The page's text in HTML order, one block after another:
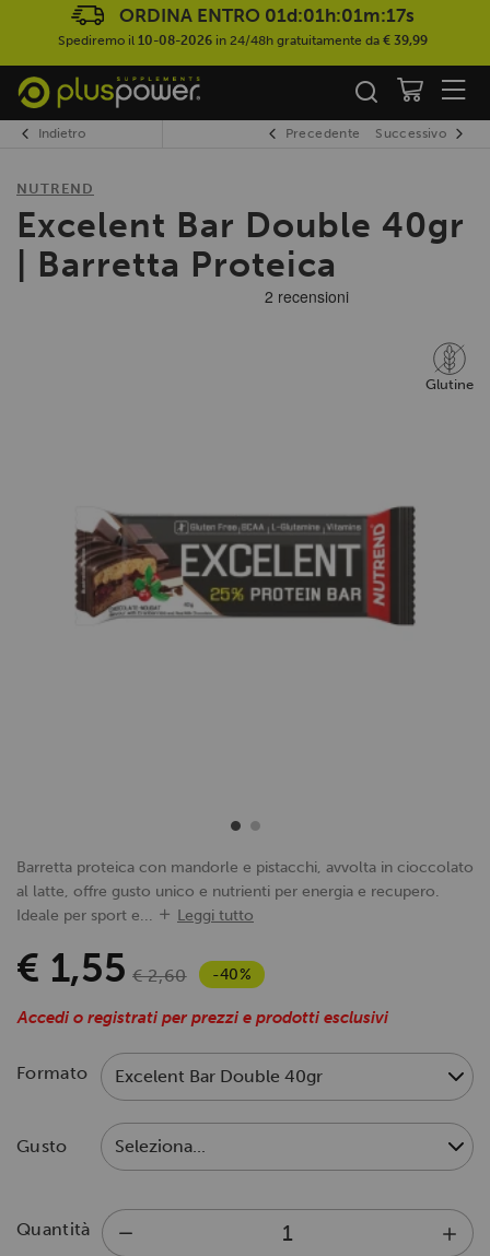
ORDINA ENTRO 01d:01h:01m:17s
Spediremo il 10-08-2026in 24/48h gratuitamente da € 39,99
Indietro Precedente Successivo
NUTREND
Excelent Bar Double 40gr
| Barretta Proteica
Glutine
Barretta proteica con mandorle e pistacchi, avvolta in cioccolato
al latte, offre gusto unico e nutrienti per energia e recupero.
Ideale per sport e...
Leggi tutto
€ 1,55 € 2,60 -40%
Accedi o registrati per prezzi e prodotti esclusivi
Formato
Gusto
Quantità